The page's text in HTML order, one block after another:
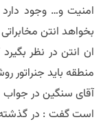
امنیت و… وجود
بخواهد انتن
ان انتن در نظر
منطقه باید جنراتور
آقای سنگین در جواب
است گفت : در گذشته